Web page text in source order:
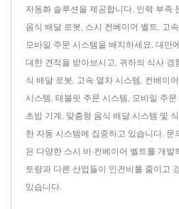
자동화 솔루션을 제공합니다. 인력 부족
음식 배달 로봇, 스시 컨베이어 벨트, 고
모바일 주문 시스템을 배치하세요. 대만
대한 견적을 받아보시고, 귀하의 식사 경
식 배달 로봇, 고속 열차 시스템, 컨베이
시스템, 태블릿 주문 시스템, 모바일 주문
초밥 기계, 맞춤형 음식 배달 시스템 및
한 자동 시스템에 집중하고 있습니다. 문
은 다양한 스시 바 컨베이어 벨트를 개발
토랑과 다른 산업들이 인건비를 줄이고
있습니다.